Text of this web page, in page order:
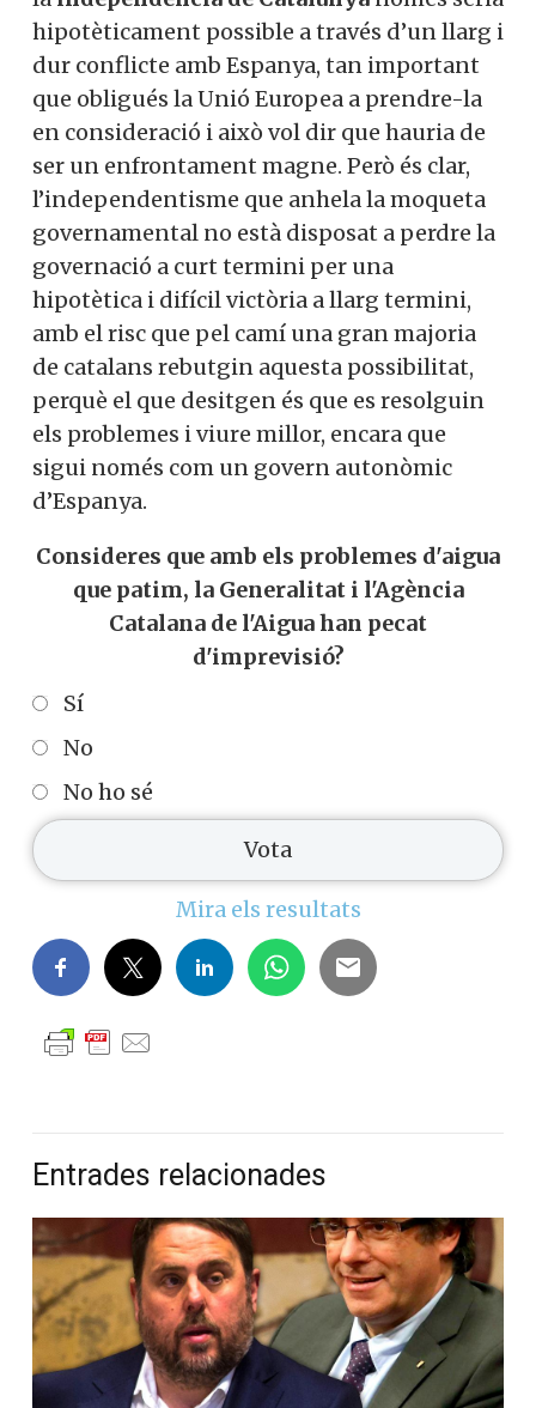
hipotèticament possible a través d’un llarg i
dur conflicte amb Espanya, tan important
que obligués la Unió Europea a prendre-la
en consideració i això vol dir que hauria de
ser un enfrontament magne. Però és clar,
l’independentisme que anhela la moqueta
governamental no està disposat a perdre la
governació a curt termini per una
hipotètica i difícil victòria a llarg termini,
amb el risc que pel camí una gran majoria
de catalans rebutgin aquesta possibilitat,
perquè el que desitgen és que es resolguin
els problemes i viure millor, encara que
sigui només com un govern autonòmic
d’Espanya.
Consideres que amb els problemes d'aigua
que patim, la Generalitat i l'Agència
Catalana de l'Aigua han pecat
d'imprevisió?
Sí
No
No ho sé
Mira els resultats
Entrades relacionades